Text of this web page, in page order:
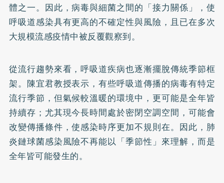
體之一。因此，病毒與細菌之間的「接力關係」，使
呼吸道感染具有更高的不確定性與風險，且已在多次
大規模流感疫情中被反覆觀察到。
從流行趨勢來看，呼吸道疾病也逐漸擺脫傳統季節框
架。陳宜君教授表示，有些呼吸道傳播的病毒有特定
流行季節，但氣候較溫暖的環境中，更可能是全年皆
持續存；尤其現今長時間處於密閉空調空間，可能會
改變傳播條件，使感染時序更加不規則在。因此，肺
炎鏈球菌感染風險不再能以「季節性」來理解，而是
全年皆可能發生的。